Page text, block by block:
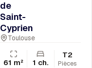
de
Saint-
Cyprien
Toulouse
61 m² 1 ch.
T2
Pièces